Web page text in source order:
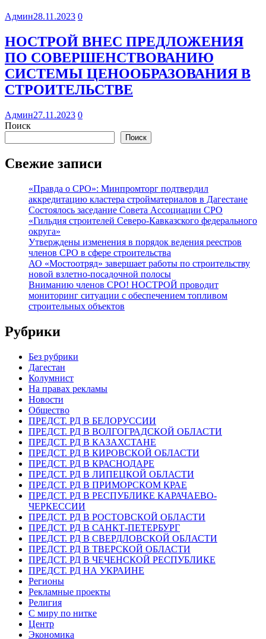
Админ28.11.2023 0
НОСТРОЙ ВНЕС ПРЕДЛОЖЕНИЯ
ПО СОВЕРШЕНСТВОВАНИЮ
СИСТЕМЫ ЦЕНООБРАЗОВАНИЯ В
СТРОИТЕЛЬСТВЕ
Админ27.11.2023 0
Поиск
Поиск
Свежие записи
«Правда о СРО»: Минпромторг подтвердил
аккредитацию кластера стройматериалов в Дагестане
Состоялось заседание Совета Ассоциации СРО
«Гильдия строителей Северо-Кавказского федерального
округа»
Утверждены изменения в порядок ведения реестров
членов СРО в сфере строительства
АО «Мостоотряд» завершает работы по строительству
новой взлетно-посадочной полосы
Вниманию членов СРО! НОСТРОЙ проводит
мониторинг ситуации с обеспечением топливом
строительных объектов
Рубрики
Без рубрики
Дагестан
Колумнист
На правах рекламы
Новости
Общество
ПРЕДСТ. РД В БЕЛОРУССИИ
ПРЕДСТ. РД В ВОЛГОГРАДСКОЙ ОБЛАСТИ
ПРЕДСТ. РД В КАЗАХСТАНЕ
ПРЕДСТ. РД В КИРОВСКОЙ ОБЛАСТИ
ПРЕДСТ. РД В КРАСНОДАРЕ
ПРЕДСТ. РД В ЛИПЕЦКОЙ ОБЛАСТИ
ПРЕДСТ. РД В ПРИМОРСКОМ КРАЕ
ПРЕДСТ. РД В РЕСПУБЛИКЕ КАРАЧАЕВО-
ЧЕРКЕССИИ
ПРЕДСТ. РД В РОСТОВСКОЙ ОБЛАСТИ
ПРЕДСТ. РД В САНКТ-ПЕТЕРБУРГ
ПРЕДСТ. РД В СВЕРДЛОВСКОЙ ОБЛАСТИ
ПРЕДСТ. РД В ТВЕРСКОЙ ОБЛАСТИ
ПРЕДСТ. РД В ЧЕЧЕНСКОЙ РЕСПУБЛИКЕ
ПРЕДСТ. РД НА УКРАИНЕ
Регионы
Рекламные проекты
Религия
С миру по нитке
Центр
Экономика